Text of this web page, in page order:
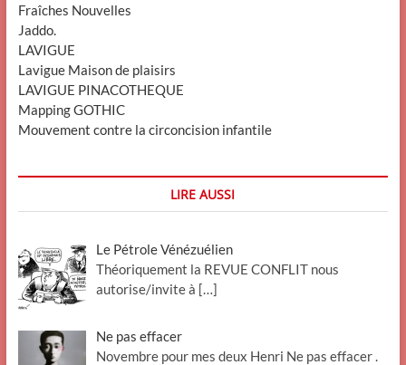
Fraîches Nouvelles
Jaddo.
LAVIGUE
Lavigue Maison de plaisirs
LAVIGUE PINACOTHEQUE
Mapping GOTHIC
Mouvement contre la circoncision infantile
LIRE AUSSI
Le Pétrole Vénézuélien
Théoriquement la REVUE CONFLIT nous
autorise/invite à […]
Ne pas effacer
Novembre pour mes deux Henri Ne pas effacer .